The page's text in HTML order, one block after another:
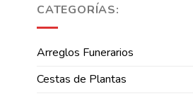
CATEGORÍAS:
Arreglos Funerarios
Cestas de Plantas